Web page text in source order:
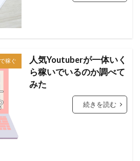
稼ぐ
人気Youtuberが一体いく
ら稼いでいるのか調べて
みた
続きを読む